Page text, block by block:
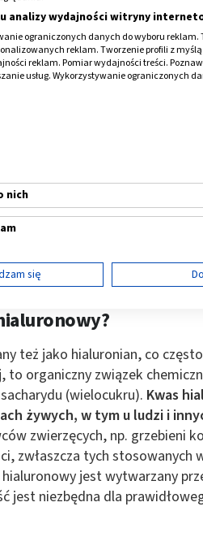
też jako hialuronian, co
organiczny związek
(wielocukru). Kwas
żywych, w tym u ludzi i
zwierzęcych, np. grzebieni
zwłaszcza tych stosowanych
jest wytwarzany
jest niezbędna dla
analizy wydajności witryny
ograniczonych danych do wyboru reklam.
reklam. Tworzenie profili z
reklam. Pomiar wydajności treści.
usług. Wykorzystywanie ograniczonych
nich
treści
z różnych źródeł
się